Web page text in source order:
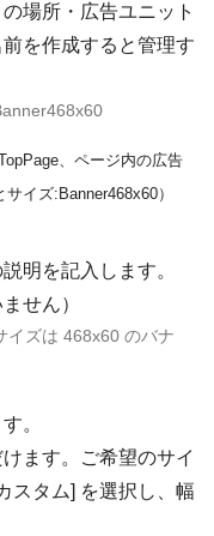
場所・広告ユニット
を作成すると管理す
、ページ内の広告
イズ:Banner468x60）
明を記入します。
せん）
イズは 468x60 のバナ
。
ます。ご希望のサイ
スタム] を選択し、幅